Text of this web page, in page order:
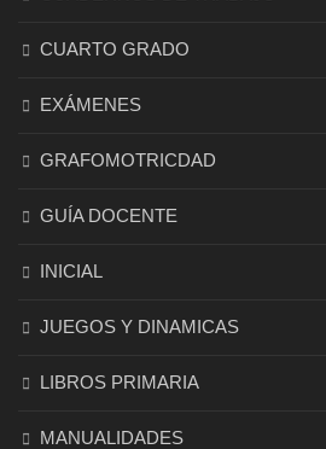
CUARTO GRADO
EXÁMENES
GRAFOMOTRICDAD
GUÍA DOCENTE
INICIAL
JUEGOS Y DINAMICAS
LIBROS PRIMARIA
MANUALIDADES